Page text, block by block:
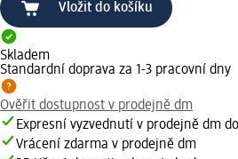
Vložit do košíku
Skladem
Standardní doprava za 1-3 pracovní dny
Ověřit dostupnost v prodejně dm
Expresní vyzvednutí v prodejně dm
Vrácení zdarma v prodejně dm